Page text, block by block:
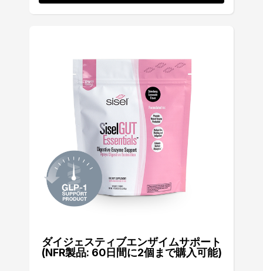
ダイジェスティブエンザイムサポート
(NFR製品: 60日間に2個まで購入可能)